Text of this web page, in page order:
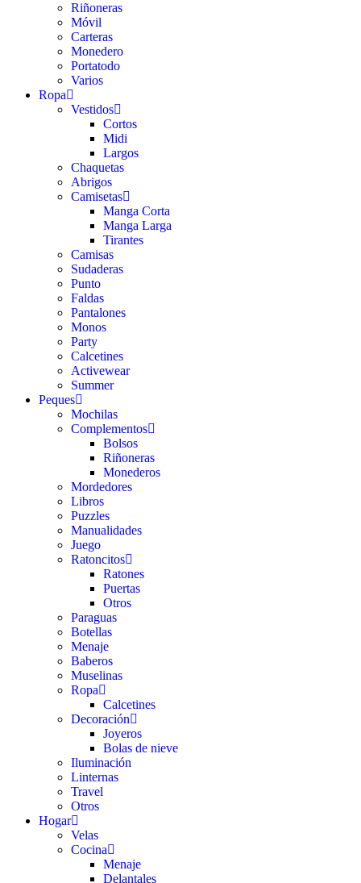
Riñoneras
Móvil
Carteras
Monedero
Portatodo
Varios
Ropa
Vestidos
Cortos
Midi
Largos
Chaquetas
Abrigos
Camisetas
Manga Corta
Manga Larga
Tirantes
Camisas
Sudaderas
Punto
Faldas
Pantalones
Monos
Party
Calcetines
Activewear
Summer
Peques
Mochilas
Complementos
Bolsos
Riñoneras
Monederos
Mordedores
Libros
Puzzles
Manualidades
Juego
Ratoncitos
Ratones
Puertas
Otros
Paraguas
Botellas
Menaje
Baberos
Muselinas
Ropa
Calcetines
Decoración
Joyeros
Bolas de nieve
Iluminación
Linternas
Travel
Otros
Hogar
Velas
Cocina
Menaje
Delantales